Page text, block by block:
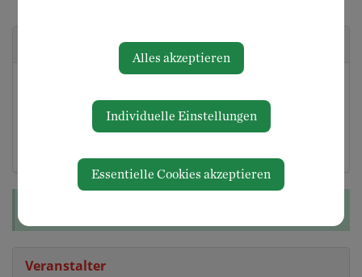
Veranstaltungsort
Millenniumsplatz 1
3364 Neuhofen an der Ybbs
Veranstalter
Alles akzeptieren
Individuelle Einstellungen
Essentielle Cookies akzeptieren